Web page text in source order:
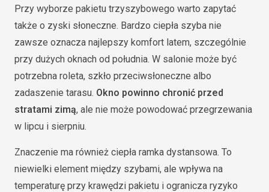
Przy wyborze pakietu trzyszybowego warto zapytać
także o zyski słoneczne. Bardzo ciepła szyba nie
zawsze oznacza najlepszy komfort latem, szczególnie
przy dużych oknach od południa. W salonie może być
potrzebna roleta, szkło przeciwsłoneczne albo
zadaszenie tarasu. Okno powinno chronić przed
stratami zimą, ale nie może powodować przegrzewania
w lipcu i sierpniu.
Znaczenie ma również ciepła ramka dystansowa. To
niewielki element między szybami, ale wpływa na
temperaturę przy krawędzi pakietu i ogranicza ryzyko